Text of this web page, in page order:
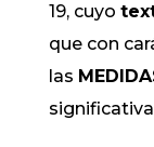
19, cuyo
que con
las